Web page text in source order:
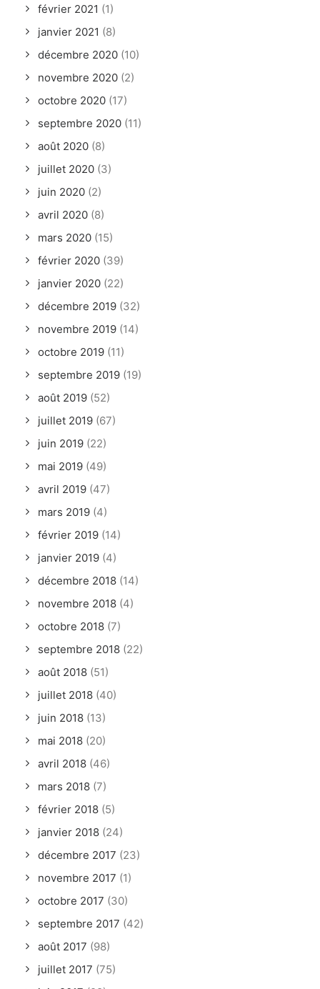
février 2021 (1)
janvier 2021 (8)
décembre 2020 (10)
novembre 2020 (2)
octobre 2020 (17)
septembre 2020 (11)
août 2020 (8)
juillet 2020 (3)
juin 2020 (2)
avril 2020 (8)
mars 2020 (15)
février 2020 (39)
janvier 2020 (22)
décembre 2019 (32)
novembre 2019 (14)
octobre 2019 (11)
septembre 2019 (19)
août 2019 (52)
juillet 2019 (67)
juin 2019 (22)
mai 2019 (49)
avril 2019 (47)
mars 2019 (4)
février 2019 (14)
janvier 2019 (4)
décembre 2018 (14)
novembre 2018 (4)
octobre 2018 (7)
septembre 2018 (22)
août 2018 (51)
juillet 2018 (40)
juin 2018 (13)
mai 2018 (20)
avril 2018 (46)
mars 2018 (7)
février 2018 (5)
janvier 2018 (24)
décembre 2017 (23)
novembre 2017 (1)
octobre 2017 (30)
septembre 2017 (42)
août 2017 (98)
juillet 2017 (75)